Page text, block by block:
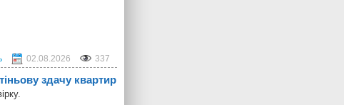
02.08.2026 337
здачу квартир